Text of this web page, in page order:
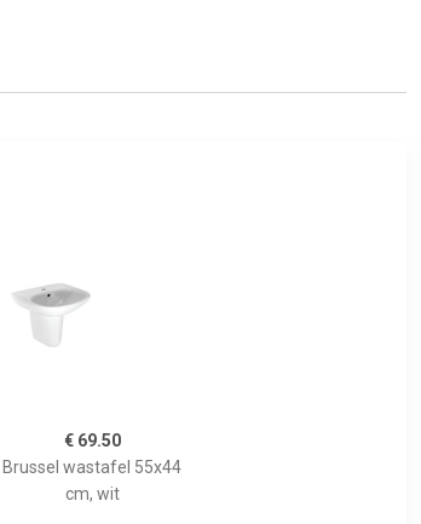
€ 69.50
Brussel wastafel 55x44
cm, wit